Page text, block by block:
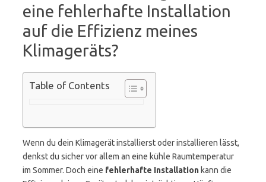
eine fehlerhafte Installation
auf die Effizienz meines
Klimageräts?
Table of Contents
Wenn du dein Klimagerät installierst oder installieren lässt,
denkst du sicher vor allem an eine kühle Raumtemperatur
im Sommer. Doch eine fehlerhafte Installation kann die